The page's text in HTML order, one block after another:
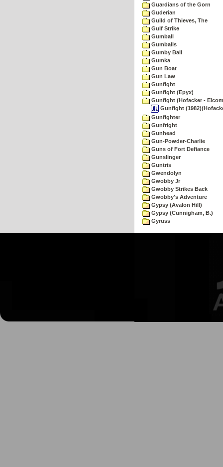
Guardians of the Gorn
Guderian
Guild of Thieves, The
Gulf Strike
Gumball
Gumballs
Gumby Ball
Gumka
Gun Boat
Gun Law
Gunfight
Gunfight (Epyx)
Gunfight (Hofacker -
Gunfight
Gunfighter
Gunfright
Gunhead
Gun-Powder-Charlie
Guns of Fort Defiance
Gunslinger
Guntris
Gwendolyn
Gwobby Jr
Gwobby Strikes Back
Gwobby's Adventure
Gypsy (Avalon Hill)
Gypsy (Cunnigham, B.)
Gyruss